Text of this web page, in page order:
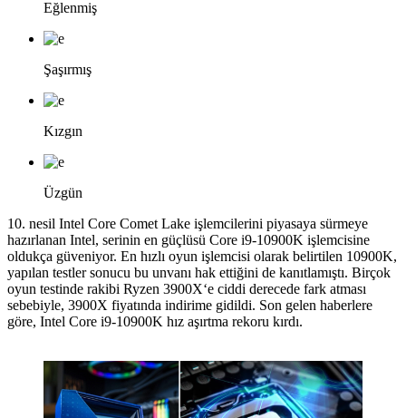
Eğlenmiş
Şaşırmış
Kızgın
Üzgün
10. nesil Intel Core Comet Lake işlemcilerini piyasaya sürmeye
hazırlanan Intel, serinin en güçlüsü Core i9-10900K işlemcisine
oldukça güveniyor. En hızlı oyun işlemcisi olarak belirtilen 10900K,
yapılan testler sonucu bu unvanı hak ettiğini de kanıtlamıştı. Birçok
oyun testinde rakibi Ryzen 3900X‘e ciddi derecede fark atması
sebebiyle, 3900X fiyatında indirime gidildi. Son gelen haberlere
göre, Intel Core i9-10900K hız aşırtma rekoru kırdı.